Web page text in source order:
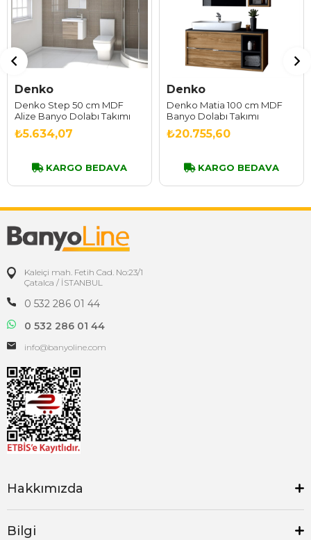
Denko
Denko Step 50 cm MDF
Alize Banyo Dolabı Takımı
₺5.634,07
KARGO BEDAVA
Denko
Denko Matia 100 cm MDF
Banyo Dolabı Takımı
₺20.755,60
KARGO BEDAVA
Kaleiçi mah. Fetih Cad. No:23/1
Çatalca / İSTANBUL
0 532 286 01 44
0 532 286 01 44
info@banyoline.com
Hakkımızda
Bilgi